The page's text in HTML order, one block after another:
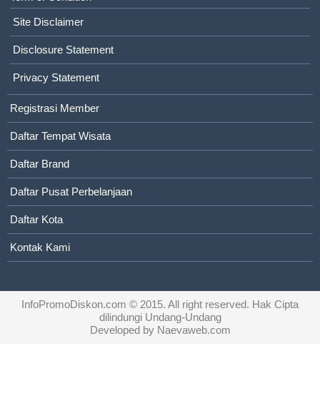
Site Disclaimer
Disclosure Statement
Privacy Statement
Registrasi Member
Daftar Tempat Wisata
Daftar Brand
Daftar Pusat Perbelanjaan
Daftar Kota
Kontak Kami
InfoPromoDiskon.com © 2015. All right reserved. Hak Cipta
dilindungi Undang-Undang
Developed by Naevaweb.com